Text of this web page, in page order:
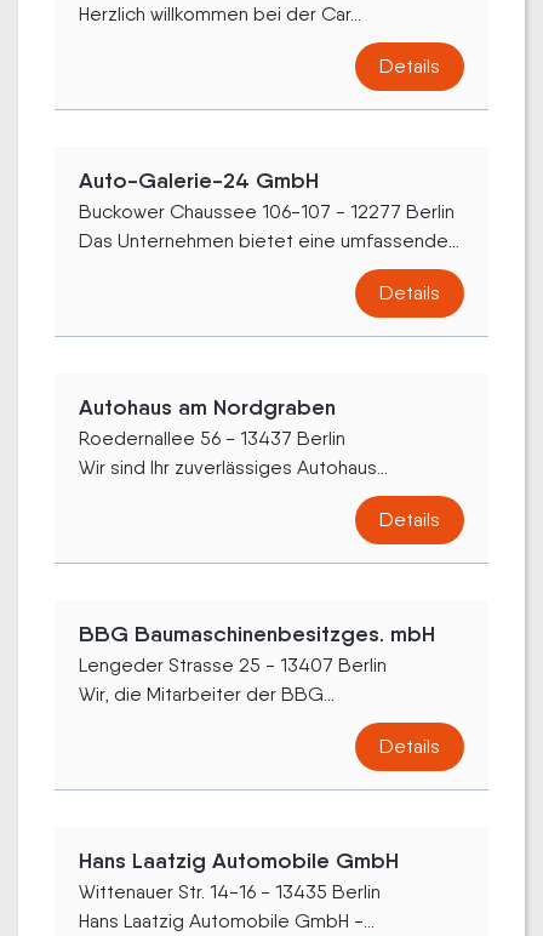
Herzlich willkommen bei der Car...
Details
Auto-Galerie-24 GmbH
Buckower Chaussee 106-107 - 12277 Berlin
Das Unternehmen bietet eine umfassende...
Details
Autohaus am Nordgraben
Roedernallee 56 - 13437 Berlin
Wir sind Ihr zuverlässiges Autohaus...
Details
BBG Baumaschinenbesitzges. mbH
Lengeder Strasse 25 - 13407 Berlin
Wir, die Mitarbeiter der BBG...
Details
Hans Laatzig Automobile GmbH
Wittenauer Str. 14-16 - 13435 Berlin
Hans Laatzig Automobile GmbH -...